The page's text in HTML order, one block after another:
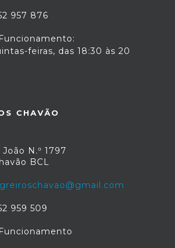
957 876
feiras, das 18:30 às 20
CHAVÃO
N.º 1797
BCL
959 509